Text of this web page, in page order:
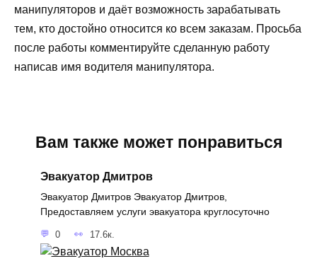
манипуляторов и даёт возможность зарабатывать
тем, кто достойно относится ко всем заказам. Просьба
после работы комментируйте сделанную работу
написав имя водителя манипулятора.
Вам также может понравиться
Эвакуатор Дмитров
Эвакуатор Дмитров Эвакуатор Дмитров,
Предоставляем услуги эвакуатора круглосуточно
0 17.6к.